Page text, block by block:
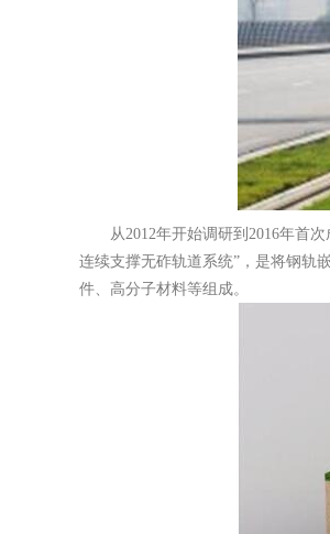
从2012年开始调研到2016年首
连续支撑无砟轨道系统”，是将钢轨
件、高分子材料等组成。